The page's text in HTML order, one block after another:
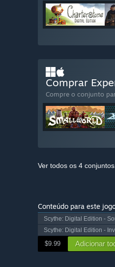
Comprar
Compre o conjunto
Ver todos os 4
Conteúdo para este
Scythe: Digital Edition -
Scythe: Digital Edition -
$9.99 Adicionar